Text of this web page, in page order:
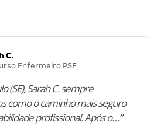
C.
Enfermeiro PSF
(SE), Sarah C. sempre
como o caminho mais seguro
profissional. Após o…”